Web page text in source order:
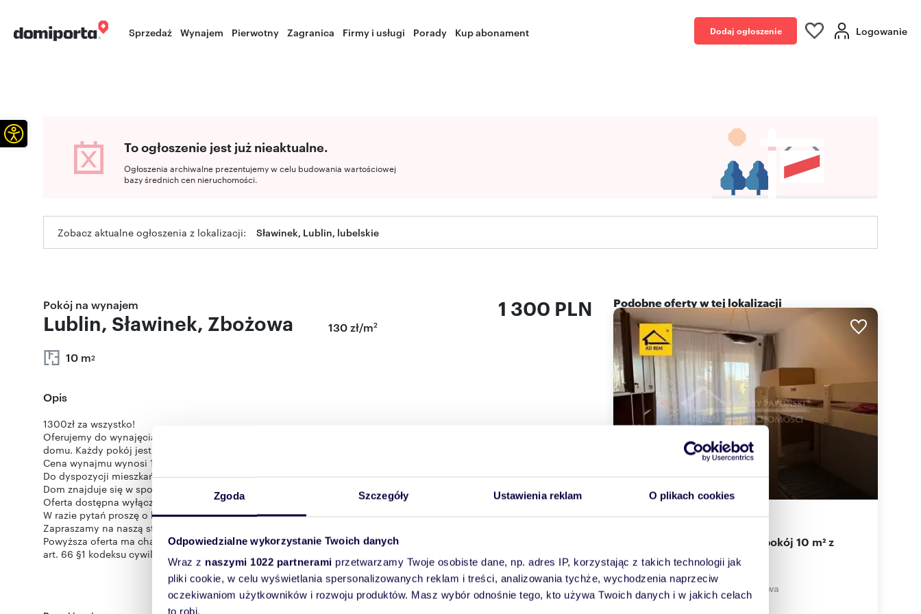
Zgoda Szczegóły Ustawienia reklam O plikach cookies
Odpowiedzialne wykorzystanie Twoich danych
Wraz z naszymi 1022 partnerami przetwarzamy Twoje osobiste dane, np. adres IP, korzystając z takich technologii jak
pliki cookie, w celu wyświetlania spersonalizowanych reklam i treści, analizowania tychże, wychodzenia naprzeciw
oczekiwaniom użytkowników i rozwoju produktów. Masz wybór odnośnie tego, kto używa Twoich danych i w jakich celach
to robi.
Sprzedaż Wynajem Pierwotny Zagranica Firmy i usługi Porady Kup abonament Dodaj ogłoszenie Logowanie
To ogłoszenie jest już nieaktualne.
Ogłoszenia archiwalne prezentujemy w celu budowania wartościowej
bazy średnich cen nieruchomości.
Zobacz aktualne ogłoszenia z lokalizacji: Sławinek, Lublin, lubelskie
Pokój na wynajem
Lublin, Sławinek, Zbożowa
10 m2
1 300 PLN
130 zł/m2
Opis
1300zł za wszystko!
Oferujemy do wynajęcia dwa pokoje - jedno- lub dwuosobowe - z balkonem, znajdujące się w czteropokojowym
domu. Każdy pokój jest, dobrze doświetlony i zapewnia komfortowe warunki do mieszkania
Cena wynajmu wynosi 1300 zł za pokój i obejmuje wszystkie opłaty (media, woda itp.)
Do dyspozycji mieszkańców jest duża, wspólna świetlica, a także ogród
Dom znajduje się w spokojnej okolicy
Oferta dostępna wyłącznie za pośrednictwem AD REM NIERUCHOMOŚCI CEZARY PAPLIŃSKI
W razie pytań proszę o kontakt - 609 446 446 , bohdan.sydorenko@ad-rem.lublin.pl
Zapraszamy na naszą stronę: www.ad-rem.lublin.pl
Powyższa oferta ma charakter informacyjny, może podlegać aktualizacji i nie stanowi oferty handlowej w rozumieniu
art. 66 §1 kodeksu cywilnego oraz innych właściwych przepisów prawnych.
Podobne oferty w tej lokalizacji
balkonem w Lublinie
1 300 zł/mc
pokój Lublin, Sławinek, Zbożowa
Otwórz pasek narzędzi